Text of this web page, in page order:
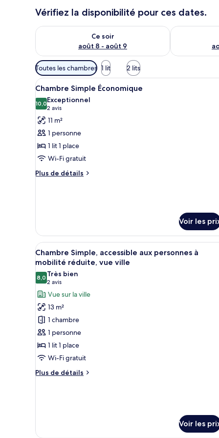
Vérifiez la disponibilité pour ces dates.
Ce soir
août 8 - août 9
Vérifier la disponibilité pour ce soir août 8 - août 9
Vérifier la
Filtres
disponibles
pour
les
chambres
Toutes les chambres 1 lit 2 lits
Afficher
toutes
les
photos
pour
ce
type
de
chambre :
Une chambre d’hôtel avec
8
Chambre Simple Économique
10,010,0 sur 10
Exceptionnel
2 avis
(2 avis)
11 m²
1 personne
1 lit 1 place
Wi-Fi gratuit
Plus de détails
Plus
chambre
Chambre
Simple
Économique
Voir les
Afficher
toutes
les
photos
pour
ce
type
de
chambre :
Chambre
Simple,
accessible
Une chambre à coucher
19
Chambre Simple, accessible aux personnes à
mobilité réduite, vue ville
8,08,0 sur 10
Très bien
2 avis
(2 avis)
Vue sur la ville
13 m²
1 chambre
1 personne
1 lit 1 place
Wi-Fi gratuit
Plus de détails
Plus
chambre
Voir les